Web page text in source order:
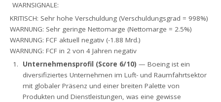
WARNSIGNALE:
KRITISCH: Sehr hohe Verschuldung (Verschuldungsgrad = 998%)
WARNUNG: Sehr geringe Nettomarge (Nettomarge = 2.5%)
WARNUNG: FCF aktuell negativ (-1.88 Mrd.)
WARNUNG: FCF in 2 von 4 Jahren negativ
Unternehmensprofil (Score 6/10) — Boeing ist ein
diversifiziertes Unternehmen im Luft- und Raumfahrtsektor
mit globaler Präsenz und einer breiten Palette von
Produkten und Dienstleistungen, was eine gewisse